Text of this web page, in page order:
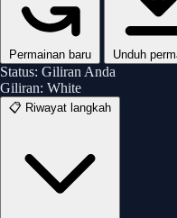
Permainan baru Unduh
Status: Giliran Anda
Giliran: White
📋 Riwayat langkah